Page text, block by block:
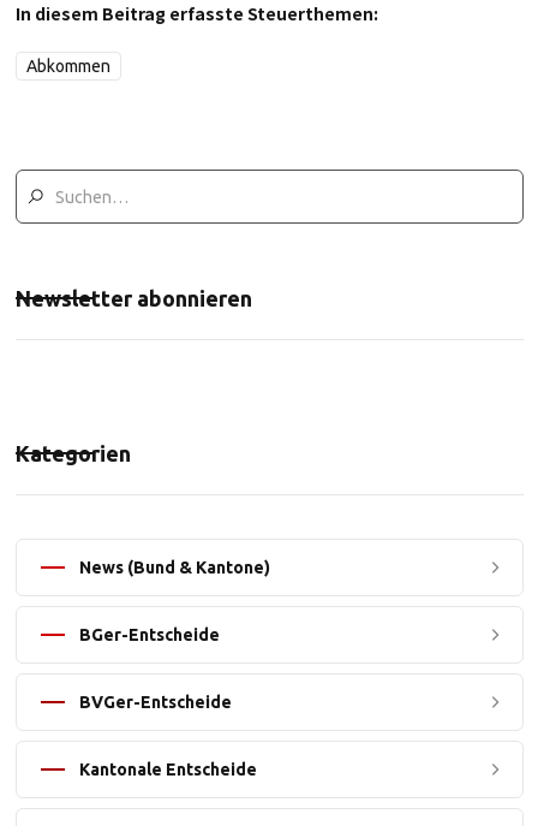
In diesem Beitrag erfasste Steuerthemen:
Abkommen
Newsletter abonnieren
Kategorien
News (Bund & Kantone)
BGer-Entscheide
BVGer-Entscheide
Kantonale Entscheide